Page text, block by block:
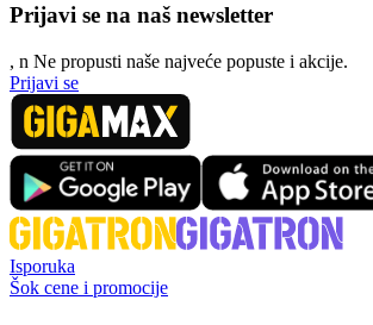
Prijavi se na naš newsletter
, n Ne propusti naše najveće popuste i akcije.
Prijavi se
Isporuka
Šok cene i promocije